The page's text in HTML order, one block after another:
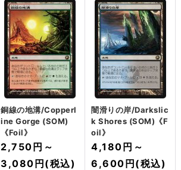
銅線の地溝/Copperl
ine Gorge (SOM)
《Foil》
2,750円 ～
3,080円 (税込)
闇滑りの岸/Darkslic
k Shores (SOM)《F
oil》
4,180円 ～
6,600円 (税込)